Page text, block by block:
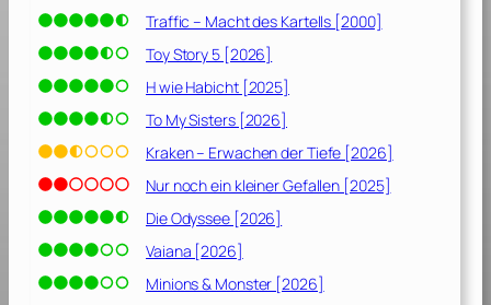
e
s
[
2
0
2
0
]
Traffic – Macht des Kartells [2000]
Toy Story 5 [2026]
H wie Habicht [2025]
To My Sisters [2026]
Kraken – Erwachen der Tiefe [2026]
Nur noch ein kleiner Gefallen [2025]
Die Odyssee [2026]
Vaiana [2026]
Minions & Monster [2026]